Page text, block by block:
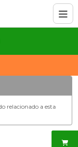
relacionado a esta